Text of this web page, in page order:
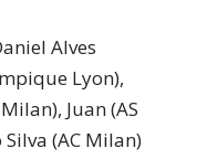
Alves
Lyon),
Juan (AS
(AC Milan)